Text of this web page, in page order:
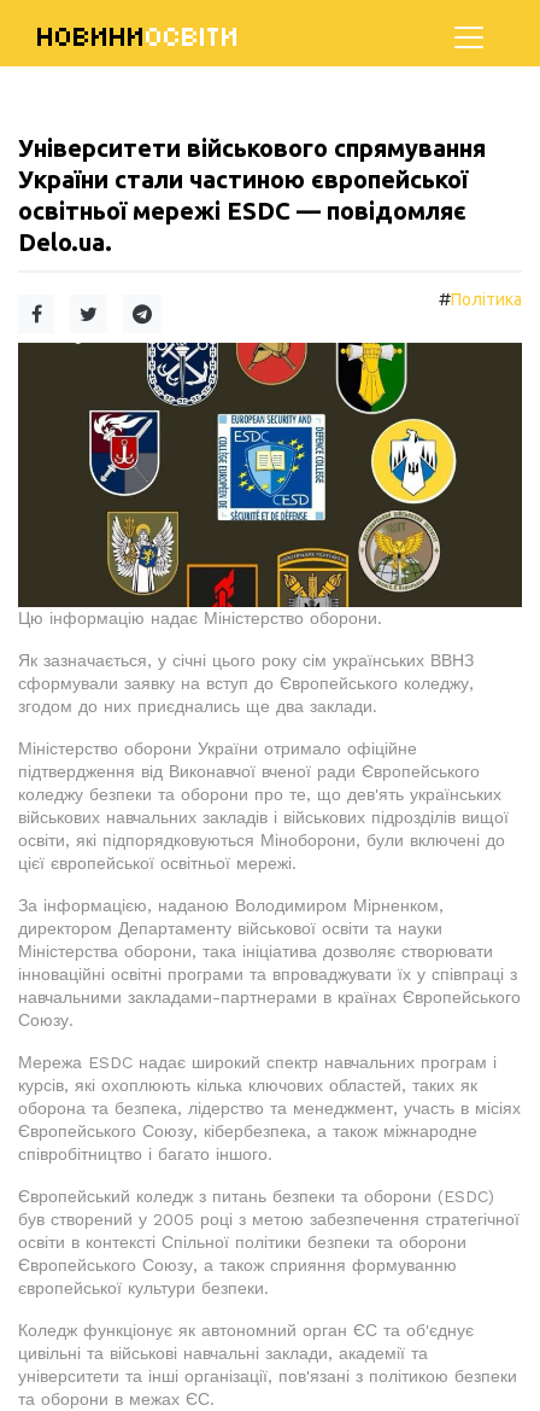
НОВИНИОСВІТИ
Університети військового спрямування
України стали частиною європейської
освітньої мережі ESDC — повідомляє
Delo.ua.
#Політика
Цю інформацію надає Міністерство оборони.
Як зазначається, у січні цього року сім українських ВВНЗ
сформували заявку на вступ до Європейського коледжу,
згодом до них приєднались ще два заклади.
Міністерство оборони України отримало офіційне
підтвердження від Виконавчої вченої ради Європейського
коледжу безпеки та оборони про те, що дев'ять українських
військових навчальних закладів і військових підрозділів вищої
освіти, які підпорядковуються Міноборони, були включені до
цієї європейської освітньої мережі.
За інформацією, наданою Володимиром Мірненком,
директором Департаменту військової освіти та науки
Міністерства оборони, така ініціатива дозволяє створювати
інноваційні освітні програми та впроваджувати їх у співпраці з
навчальними закладами-партнерами в країнах Європейського
Союзу.
Мережа ESDC надає широкий спектр навчальних програм і
курсів, які охоплюють кілька ключових областей, таких як
оборона та безпека, лідерство та менеджмент, участь в місіях
Європейського Союзу, кібербезпека, а також міжнародне
співробітництво і багато іншого.
Європейський коледж з питань безпеки та оборони (ESDC)
був створений у 2005 році з метою забезпечення стратегічної
освіти в контексті Спільної політики безпеки та оборони
Європейського Союзу, а також сприяння формуванню
європейської культури безпеки.
Коледж функціонує як автономний орган ЄС та об'єднує
цивільні та військові навчальні заклади, академії та
університети та інші організації, пов'язані з політикою безпеки
та оборони в межах ЄС.